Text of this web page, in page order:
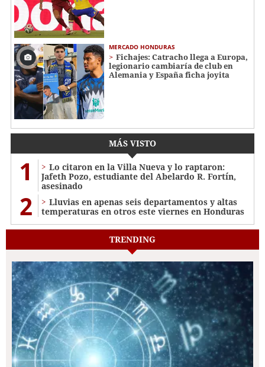
MERCADO HONDURAS
Fichajes: Catracho llega a Europa,
legionario cambiaría de club en
Alemania y España ficha joyita
MÁS VISTO
1
Lo citaron en la Villa Nueva y lo raptaron:
Jafeth Pozo, estudiante del Abelardo R. Fortín,
asesinado
2
Lluvias en apenas seis departamentos y altas
temperaturas en otros este viernes en Honduras
TRENDING